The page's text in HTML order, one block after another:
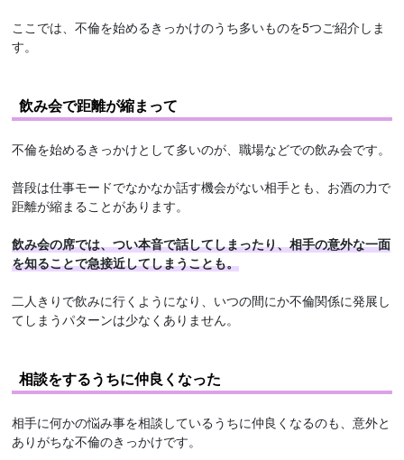
ここでは、不倫を始めるきっかけのうち多いものを5つご紹介しま
す。
飲み会で距離が縮まって
不倫を始めるきっかけとして多いのが、職場などでの飲み会です。
普段は仕事モードでなかなか話す機会がない相手とも、お酒の力で
距離が縮まることがあります。
飲み会の席では、つい本音で話してしまったり、相手の意外な一面
を知ることで急接近してしまうことも。
二人きりで飲みに行くようになり、いつの間にか不倫関係に発展し
てしまうパターンは少なくありません。
相談をするうちに仲良くなった
相手に何かの悩み事を相談しているうちに仲良くなるのも、意外と
ありがちな不倫のきっかけです。